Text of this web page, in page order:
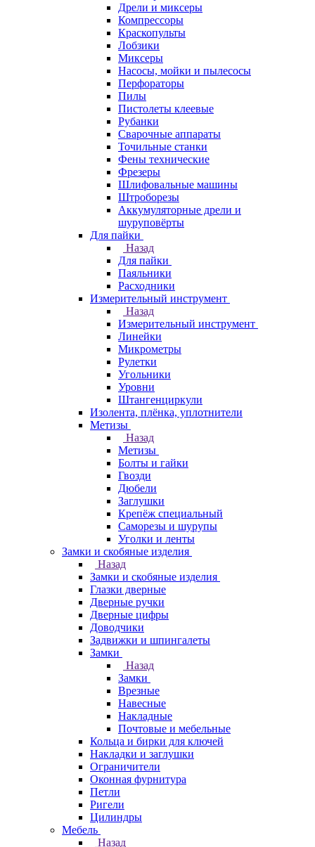
Дрели и миксеры
Компрессоры
Краскопульты
Лобзики
Миксеры
Насосы, мойки и пылесосы
Перфораторы
Пилы
Пистолеты клеевые
Рубанки
Сварочные аппараты
Точильные станки
Фены технические
Фрезеры
Шлифовальные машины
Штроборезы
Аккумуляторные дрели и
шуруповёрты
Для пайки
Назад
Для пайки
Паяльники
Расходники
Измерительный инструмент
Назад
Измерительный инструмент
Линейки
Микрометры
Рулетки
Угольники
Уровни
Штангенциркули
Изолента, плёнка, уплотнители
Метизы
Назад
Метизы
Болты и гайки
Гвозди
Дюбели
Заглушки
Крепёж специальный
Саморезы и шурупы
Уголки и ленты
Замки и скобяные изделия
Назад
Замки и скобяные изделия
Глазки дверные
Дверные ручки
Дверные цифры
Доводчики
Задвижки и шпингалеты
Замки
Назад
Замки
Врезные
Навесные
Накладные
Почтовые и мебельные
Кольца и бирки для ключей
Накладки и заглушки
Ограничители
Оконная фурнитура
Петли
Ригели
Цилиндры
Мебель
Назад